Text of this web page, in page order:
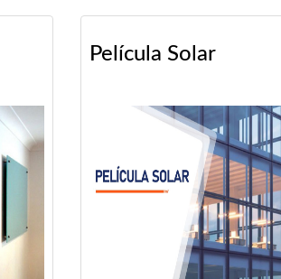
Película Solar